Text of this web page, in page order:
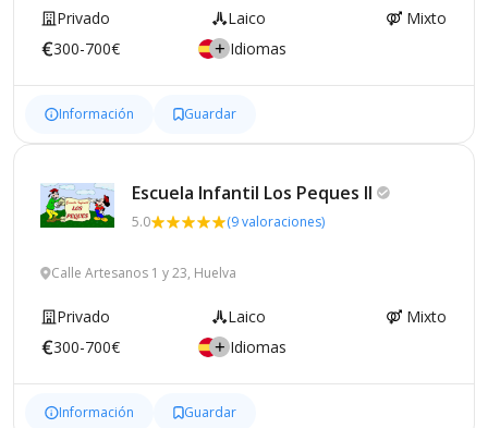
Privado Laico
Mixto
300-700€
Idiomas
Información Guardar
Escuela Infantil Los Peques II
5.0 (9 valoraciones)
Calle Artesanos 1 y 23, Huelva
Privado Laico
Mixto
300-700€
Idiomas
Información Guardar